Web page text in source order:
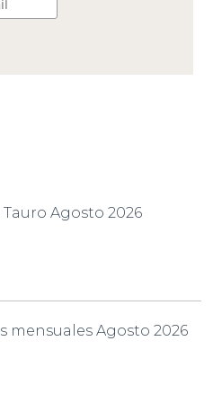
Agosto 2026
mensuales Agosto 2026